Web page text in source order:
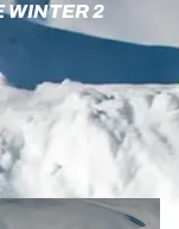
WINTER 2